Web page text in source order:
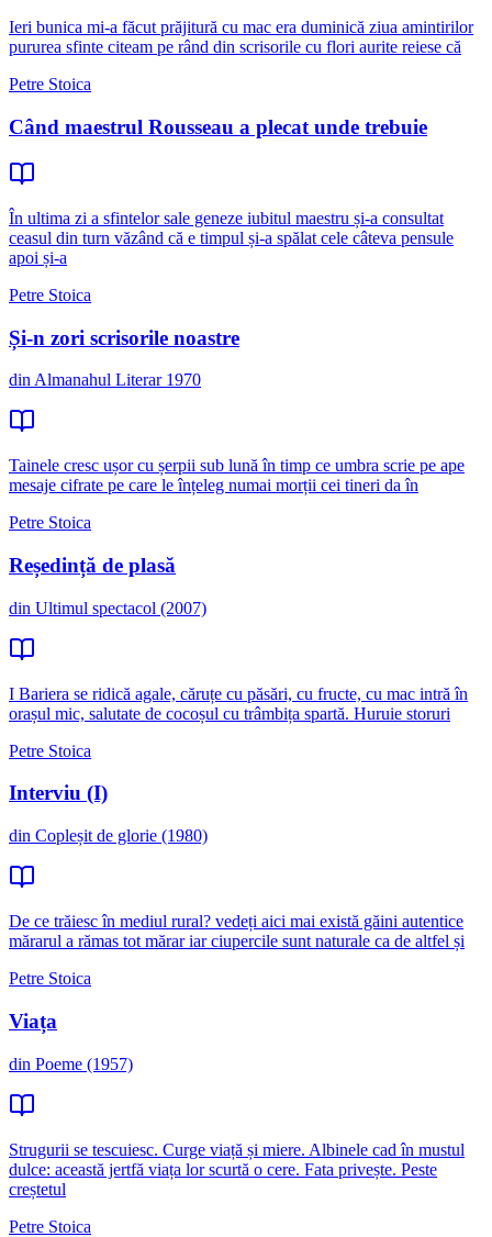
Ieri bunica mi-a făcut prăjitură cu mac era duminică ziua amintirilor
pururea sfinte citeam pe rând din scrisorile cu flori aurite reiese că
Petre Stoica
Când maestrul Rousseau a plecat unde trebuie
În ultima zi a sfintelor sale geneze iubitul maestru și-a consultat
ceasul din turn văzând că e timpul și-a spălat cele câteva pensule
apoi și-a
Petre Stoica
Și-n zori scrisorile noastre
din Almanahul Literar 1970
Tainele cresc ușor cu șerpii sub lună în timp ce umbra scrie pe ape
mesaje cifrate pe care le înțeleg numai morții cei tineri da în
Petre Stoica
Reședință de plasă
din Ultimul spectacol (2007)
I Bariera se ridică agale, căruțe cu păsări, cu fructe, cu mac intră în
orașul mic, salutate de cocoșul cu trâmbița spartă. Huruie storuri
Petre Stoica
Interviu (I)
din Copleșit de glorie (1980)
De ce trăiesc în mediul rural? vedeți aici mai există găini autentice
mărarul a rămas tot mărar iar ciupercile sunt naturale ca de altfel și
Petre Stoica
Viața
din Poeme (1957)
Strugurii se tescuiesc. Curge viață și miere. Albinele cad în mustul
dulce: această jertfă viața lor scurtă o cere. Fata privește. Peste
creștetul
Petre Stoica